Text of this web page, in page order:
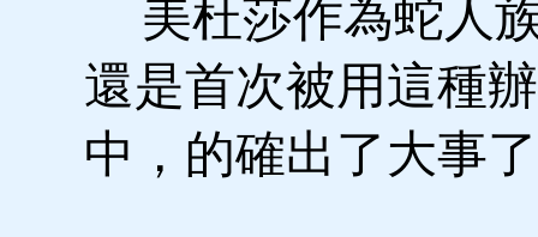
美杜莎作為蛇人
還是首次被用這種
中，的確出了大事